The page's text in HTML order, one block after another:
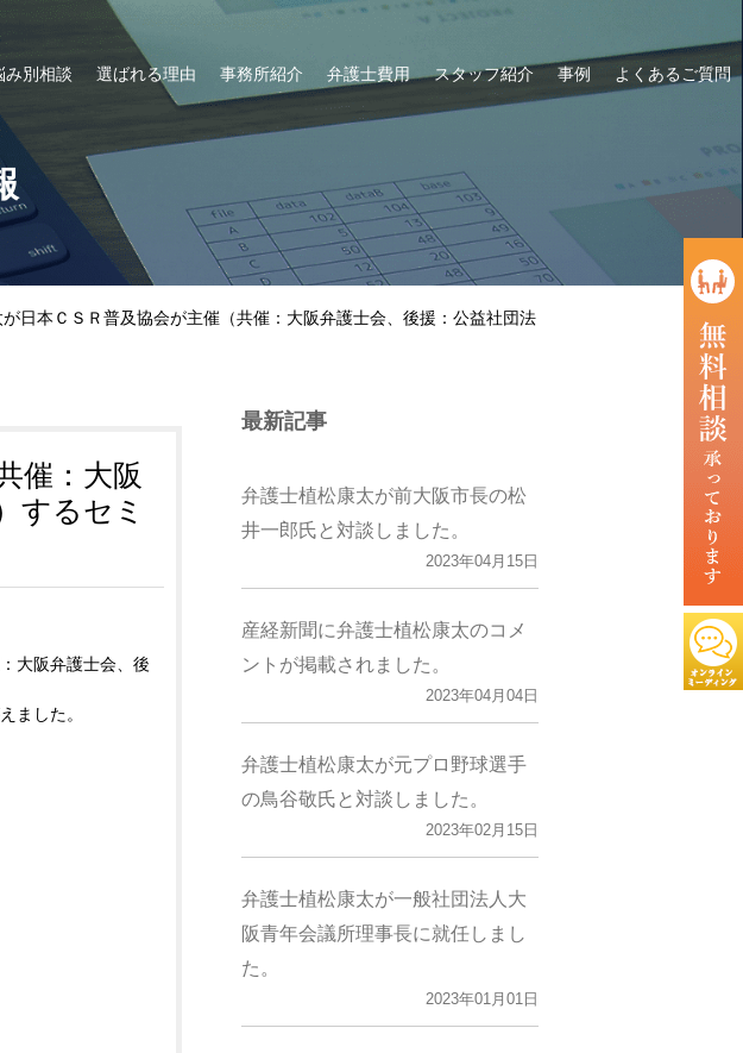
み別相談 選ばれる理由 事務所紹介 弁護士費用 スタッフ紹介 事例 よくあるご質問
日本ＣＳＲ普及協会が主催（共催：大阪弁護士会、後援：公益社団法
催：大阪
するセミ
大阪弁護士会、後
ました。
最新記事
弁護士植松康太が前大阪市長の松
井一郎氏と対談しました。
2023年04月15日
産経新聞に弁護士植松康太のコメ
ントが掲載されました。
2023年04月04日
弁護士植松康太が元プロ野球選手
の鳥谷敬氏と対談しました。
2023年02月15日
弁護士植松康太が一般社団法人大
阪青年会議所理事長に就任しまし
た。
2023年01月01日